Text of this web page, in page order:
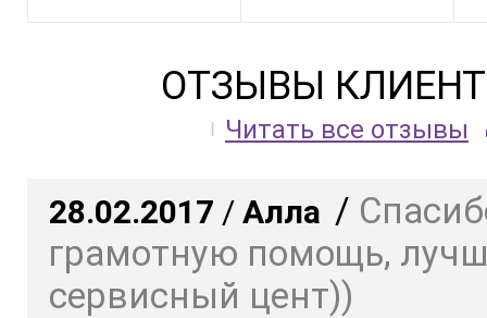
ОТЗЫВЫ
Читать все отзывы
28.02.2017 / Алла /
грамотную помощь,
сервисный цент))